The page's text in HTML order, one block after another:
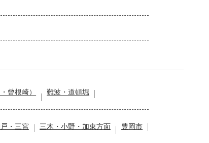
曾根崎）
難波・道頓堀
・三宮 三木・小野・加東方面
豊岡市